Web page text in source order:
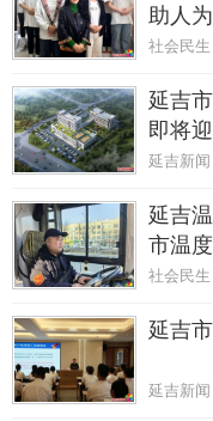
助人
社会民生
延吉
即将
延吉新闻
延吉
市温度
社会民生
延吉
延吉新闻